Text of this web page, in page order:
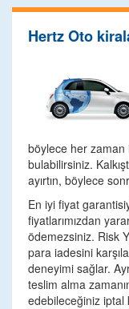
Hertz Oto
böylece her zaman
bulabilirsiniz.
ayırtın, böylece
En iyi fiyat
fiyatlarımızdan
ödemezsiniz. Risk
para iadesini
deneyimi sağlar.
teslim alma
edebileceğiniz iptal